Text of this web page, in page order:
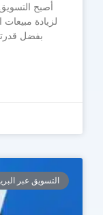
أصبح
لزيادة مبيعات
بفضل
التسويق عبر